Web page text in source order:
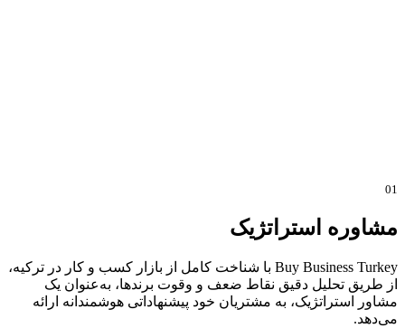
01
مشاوره استراتژیک
Buy Business Turkey با شناخت کامل از بازار کسب و کار در ترکیه،
از طریق تحلیل دقیق نقاط ضعف و وقوت برندها، به‌عنوان یک
مشاور استراتژیک، به مشتریان خود پیشنهاداتی هوشمندانه ارائه
می‌دهد.